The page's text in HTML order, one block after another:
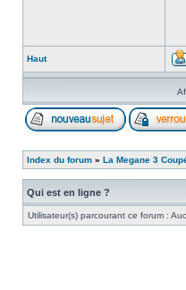
Haut
Index du forum » La Megane 3
Qui est en ligne ?
Utilisateur(s) parcourant ce forum :